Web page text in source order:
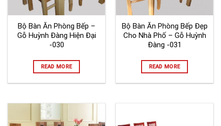
Bộ Bàn Ăn Phòng Bếp –
Gỗ Huỳnh Đàng Hiện Đại
-030
READ MORE
Bộ Bàn Ăn Phòng Bếp Đẹp
Cho Nhà Phố – Gỗ Huỳnh
Đàng -031
READ MORE